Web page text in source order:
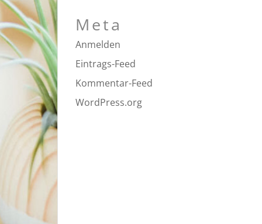
Meta
Anmelden
Eintrags-Feed
Kommentar-Feed
WordPress.org